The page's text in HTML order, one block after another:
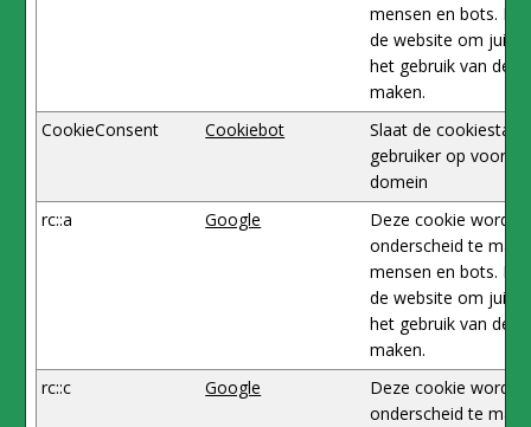
mensen en bots.
de website om
het gebruik van de
maken.
CookieConsent
Cookiebot
Slaat de
gebruiker op voor
domein
rc::a
Google
Deze cookie wordt
onderscheid te
mensen en bots.
de website om
het gebruik van de
maken.
rc::c
Google
Deze cookie wordt
onderscheid te